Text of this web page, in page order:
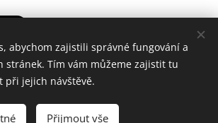
služba Hustopeče 2024
abychom zajistili správné fungování a
stránek. Tím vám můžeme zajistit tu
při jejich návštěvě.
Přijmout vše